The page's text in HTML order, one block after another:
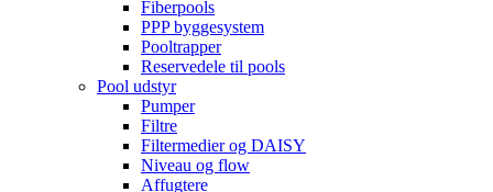
Fiberpools
PPP byggesystem
Pooltrapper
Reservedele til pools
Pool udstyr
Pumper
Filtre
Filtermedier og DAISY
Niveau og flow
Affugtere